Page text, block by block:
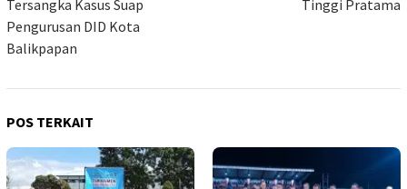
Tersangka Kasus Suap
Pengurusan DID Kota
Balikpapan
Tinggi Pratama
POS TERKAIT